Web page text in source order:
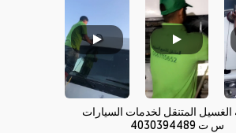
المتنقل لخدمات السيارات
س ت 4030394489